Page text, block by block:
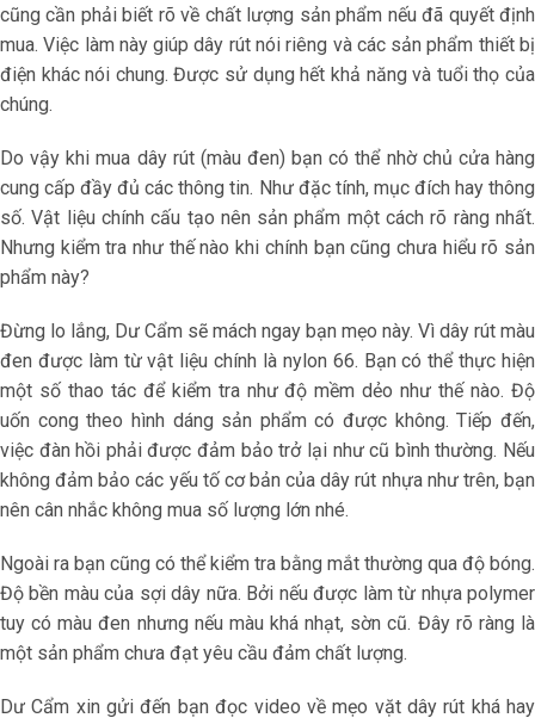
cũng cần phải biết rõ về chất lượng sản phẩm nếu đã quyết định
mua. Việc làm này giúp dây rút nói riêng và các sản phẩm thiết bị
điện khác nói chung. Được sử dụng hết khả năng và tuổi thọ của
chúng.
Do vậy khi mua dây rút (màu đen) bạn có thể nhờ chủ cửa hàng
cung cấp đầy đủ các thông tin. Như đặc tính, mục đích hay thông
số. Vật liệu chính cấu tạo nên sản phẩm một cách rõ ràng nhất.
Nhưng kiểm tra như thế nào khi chính bạn cũng chưa hiểu rõ sản
phẩm này?
Đừng lo lắng, Dư Cẩm sẽ mách ngay bạn mẹo này. Vì dây rút màu
đen được làm từ vật liệu chính là nylon 66. Bạn có thể thực hiện
một số thao tác để kiểm tra như độ mềm dẻo như thế nào. Độ
uốn cong theo hình dáng sản phẩm có được không. Tiếp đến,
việc đàn hồi phải được đảm bảo trở lại như cũ bình thường. Nếu
không đảm bảo các yếu tố cơ bản của dây rút nhựa như trên, bạn
nên cân nhắc không mua số lượng lớn nhé.
Ngoài ra bạn cũng có thể kiểm tra bằng mắt thường qua độ bóng.
Độ bền màu của sợi dây nữa. Bởi nếu được làm từ nhựa polymer
tuy có màu đen nhưng nếu màu khá nhạt, sờn cũ. Đây rõ ràng là
một sản phẩm chưa đạt yêu cầu đảm chất lượng.
Dư Cẩm xin gửi đến bạn đọc video về mẹo vặt dây rút khá hay